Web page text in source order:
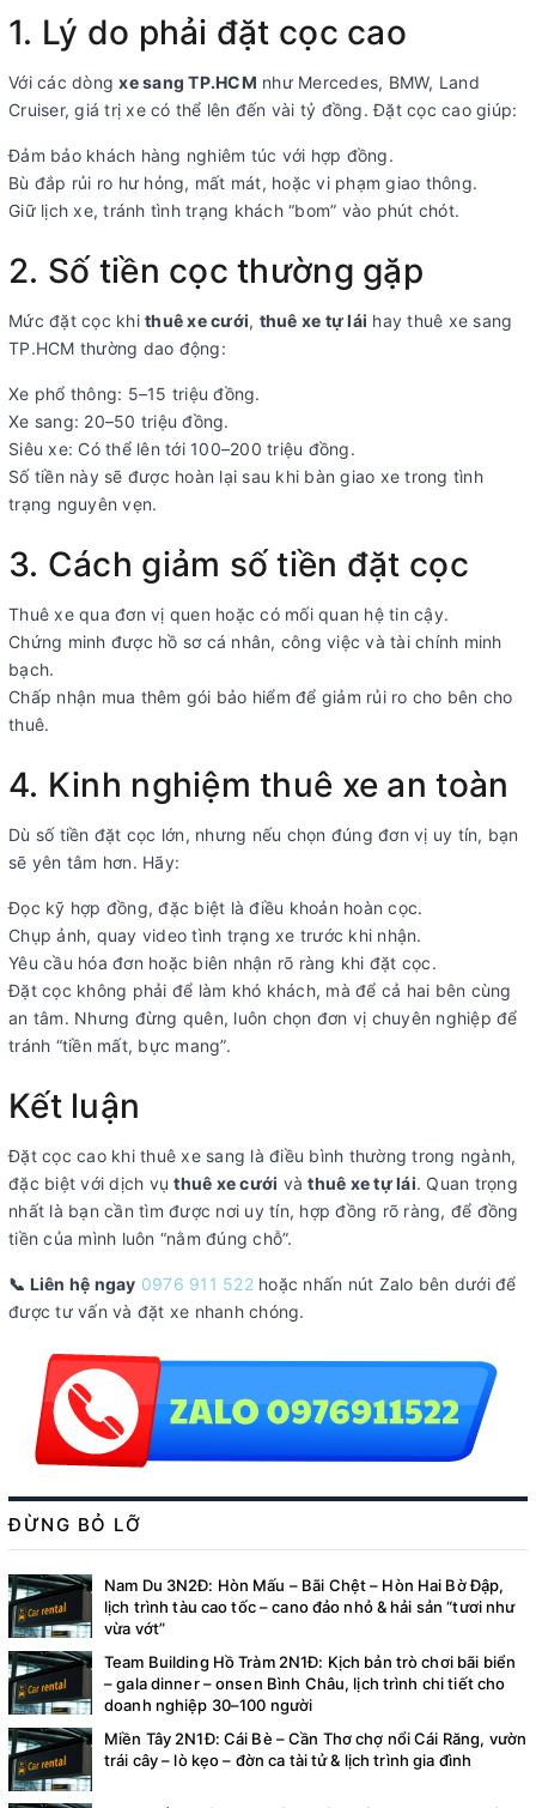
1. Lý do phải đặt cọc cao
Với các dòngxe sang TP.HCM như Mercedes, BMW, Land
Cruiser, giá trị xe có thể lên đến vài tỷ đồng. Đặt cọc cao giúp:
Đảm bảo khách hàng nghiêm túc với hợp đồng.
Bù đắp rủi ro hư hỏng, mất mát, hoặc vi phạm giao thông.
Giữ lịch xe, tránh tình trạng khách “bom” vào phút chót.
2. Số tiền cọc thường gặp
Mức đặt cọc khi thuê xe cưới, thuê xe tự lái hay thuê xe sang
TP.HCM thường dao động:
Xe phổ thông: 5–15 triệu đồng.
Xe sang: 20–50 triệu đồng.
Siêu xe: Có thể lên tới 100–200 triệu đồng.
Số tiền này sẽ được hoàn lại sau khi bàn giao xe trong tình
trạng nguyên vẹn.
3. Cách giảm số tiền đặt cọc
Thuê xe qua đơn vị quen hoặc có mối quan hệ tin cậy.
Chứng minh được hồ sơ cá nhân, công việc và tài chính minh
bạch.
Chấp nhận mua thêm gói bảo hiểm để giảm rủi ro cho bên cho
thuê.
4. Kinh nghiệm thuê xe an toàn
Dù số tiền đặt cọc lớn, nhưng nếu chọn đúng đơn vị uy tín, bạn
sẽ yên tâm hơn. Hãy:
Đọc kỹ hợp đồng, đặc biệt là điều khoản hoàn cọc.
Chụp ảnh, quay video tình trạng xe trước khi nhận.
Yêu cầu hóa đơn hoặc biên nhận rõ ràng khi đặt cọc.
Đặt cọc không phải để làm khó khách, mà để cả hai bên cùng
an tâm. Nhưng đừng quên, luôn chọn đơn vị chuyên nghiệp để
tránh “tiền mất, bực mang”.
Kết luận
Đặt cọc cao khi thuê xe sang là điều bình thường trong ngành,
đặc biệt với dịch vụthuê xe cưới vàthuê xe tự lái. Quan trọng
nhất là bạn cần tìm được nơi uy tín, hợp đồng rõ ràng, để đồng
tiền của mình luôn “nằm đúng chỗ”.
📞 Liên hệ ngay 0976 911 522hoặc nhấn nút Zalo bên dưới để
được tư vấn và đặt xe nhanh chóng.
ĐỪNG BỎ LỠ
Nam Du 3N2Đ: Hòn Mấu – Bãi Chệt – Hòn Hai Bờ Đập,
lịch trình tàu cao tốc – cano đảo nhỏ & hải sản “tươi như
vừa vớt”
Team Building Hồ Tràm 2N1Đ: Kịch bản trò chơi bãi biển
– gala dinner – onsen Bình Châu, lịch trình chi tiết cho
doanh nghiệp 30–100 người
Miền Tây 2N1Đ: Cái Bè – Cần Thơ chợ nổi Cái Răng, vườn
trái cây – lò kẹo – đờn ca tài tử & lịch trình gia đình